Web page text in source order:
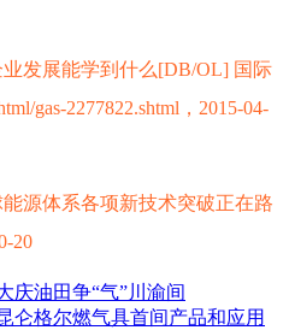
发展能学到什么[DB/OL] 国际
gas-2277822.shtml，2015-04-
源体系各项新技术突破正在路
20
庆油田争“气”川渝间
仑格尔燃气具首间产品和应用